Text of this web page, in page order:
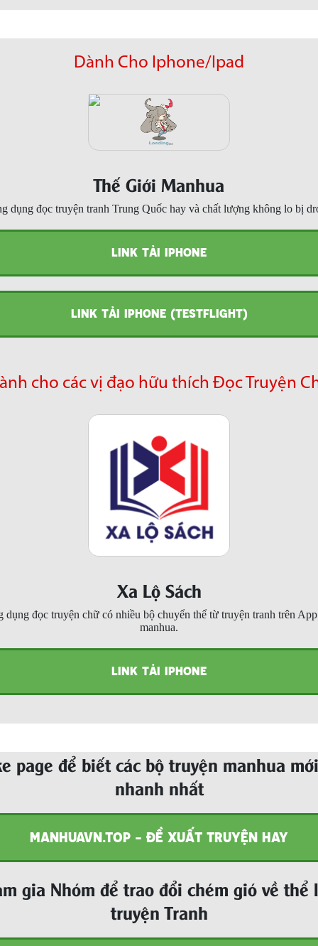
Dành Cho Iphone/Ipad
Thế Giới Manhua
dụng đọc truyện tranh Trung Quốc hay và chất lượng không lo bị
LINK TẢI IPHONE
LINK TẢI IPHONE (TESTFLIGHT)
cho các vị đạo hữu thích Đọc Truyện
Xa Lộ Sách
dụng đọc truyện chữ có nhiều bộ chuyển thể từ truyện tranh trên
manhua.
LINK TẢI IPHONE
page để biết các bộ truyện manhua
nhanh nhất
MANHUAVN.TOP - ĐỀ XUẤT TRUYỆN HAY
gia Nhóm để trao đổi chém gió về thể
truyện Tranh